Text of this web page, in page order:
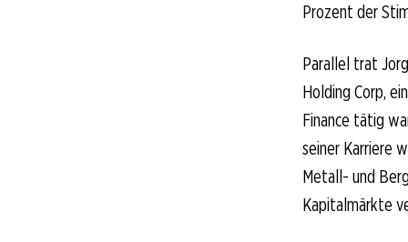
Prozent der
Parallel trat
Holding Corp,
Finance tätig
seiner Karriere
Metall- und
Kapitalmärkte